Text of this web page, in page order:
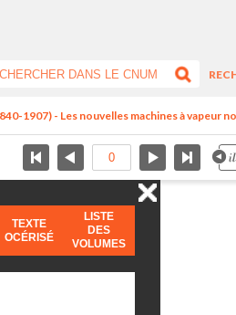
1907) - Les nouvelles machines à vapeur
TEXTE
OCÉRISÉ
LISTE
DES
VOLUMES